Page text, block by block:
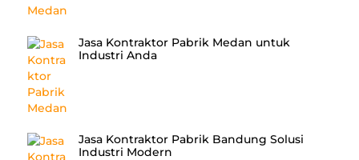
Jasa Kontraktor Pabrik Medan untuk
Industri Anda
Jasa Kontraktor Pabrik Bandung Solusi
Industri Modern